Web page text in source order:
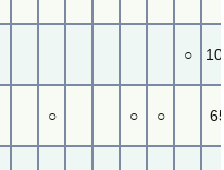
○
○ ○ ○